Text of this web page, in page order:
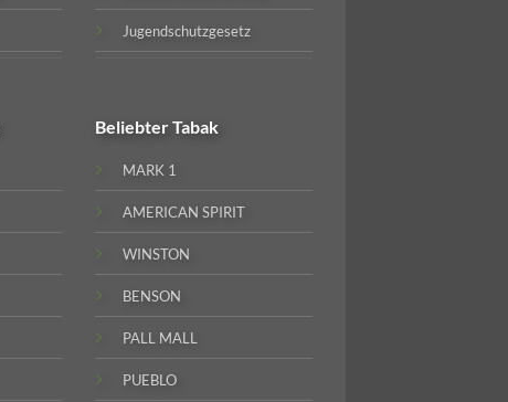
Jugendschutzgesetz
BeliebterTabak
MARK 1
AMERICAN SPIRIT
WINSTON
BENSON
PALL MALL
PUEBLO